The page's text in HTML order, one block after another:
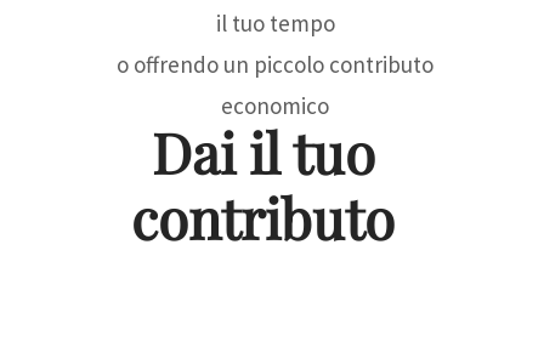
Dai il tuo
contributo
il tuo tempo
o offrendo un piccolo contributo
economico